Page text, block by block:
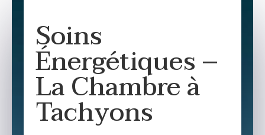
Soins
Énergétiques –
La Chambre à
Tachyons